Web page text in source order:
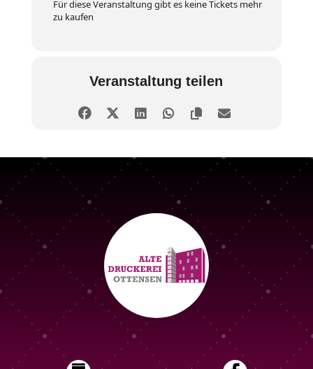
Für diese Veranstaltung gibt es keine Tickets mehr
zu kaufen
Veranstaltung teilen